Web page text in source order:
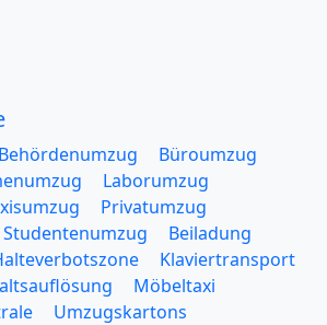
Behördenumzug
Büroumzug
Laborumzug
Privatumzug
Studentenumzug
Beiladung
Klaviertransport
Möbeltaxi
Umzugskartons